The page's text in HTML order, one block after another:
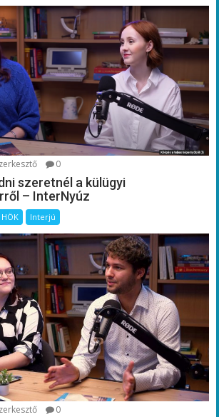
0
szeretnél a külügyi
– InterNyúz
HÖK Interjú
0